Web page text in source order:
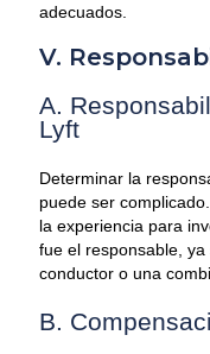
adecuados.
V.
A.
Lyft
Determinar la
puede ser
la experiencia para
fue el responsable,
conductor o una
B.